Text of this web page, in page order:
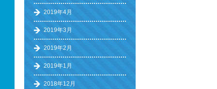
2019年4月
2019年3月
2019年2月
2019年1月
2018年12月